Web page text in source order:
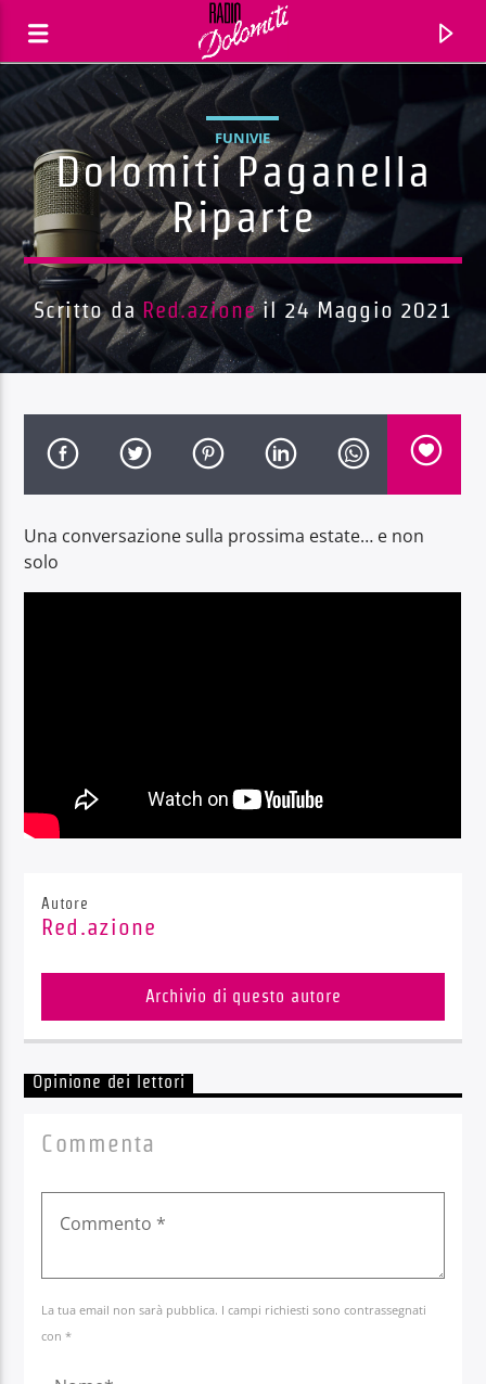
Titolo
Artista
FUNIVIE
Dolomiti Paganella
Riparte
Scritto da Red.azioneil 24 Maggio 2021
Una conversazione sulla prossima estate… e non
solo
Autore
Red.azione
Archivio di questo autore
Opinione dei lettori
Commenta
La tua email non sarà pubblica. I campi richiesti sono contrassegnati
con *